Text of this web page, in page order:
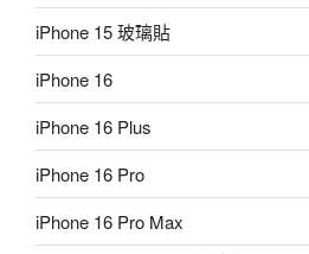
iPhone 15 玻璃貼
iPhone 16
iPhone 16 Plus
iPhone 16 Pro
iPhone 16 Pro Max